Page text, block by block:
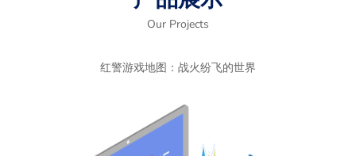
Our Projects
红警游戏地图：战火纷飞的世界